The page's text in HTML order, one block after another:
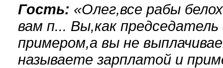
Гость: «Олег,все рабы
вам п... Вы,как
примером,а вы не
называете зарплатой и